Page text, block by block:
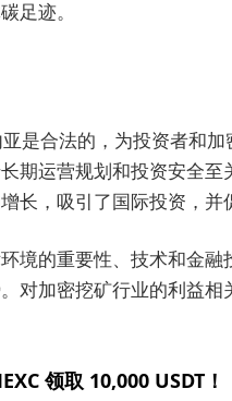
足迹。
是合法的，为投资者和
期运营规划和投资安全
长，吸引了国际投资，并
境的重要性、技术和金
对加密挖矿行业的利益
领取 10,000 USDT！